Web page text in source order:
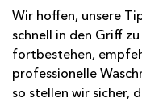
Wir hoffen, unsere
schnell in den Griff
fortbestehen,
professionelle
so stellen wir sicher,